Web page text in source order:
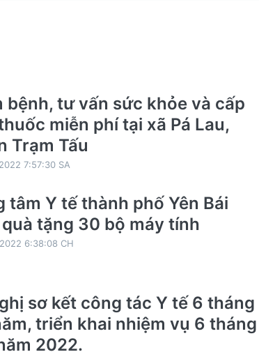
bệnh, tư vấn sức khỏe và cấp
miễn phí tại xã Pá Lau,
Trạm Tấu
7:57:30 SA
tâm Y tế thành phố Yên Bái
tặng 30 bộ máy tính
6:38:08 CH
sơ kết công tác Y tế 6 tháng
triển khai nhiệm vụ 6 tháng
2022.